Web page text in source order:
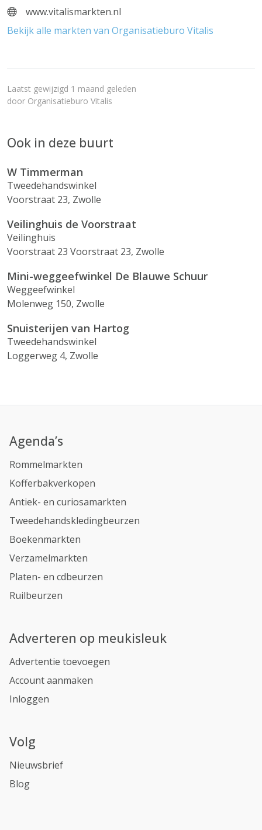
www.vitalismarkten.nl
Bekijk alle markten van Organisatieburo Vitalis
Laatst gewijzigd 1 maand geleden
door Organisatieburo Vitalis
Ook in deze buurt
W Timmerman
Tweedehandswinkel
Voorstraat 23, Zwolle
Veilinghuis de Voorstraat
Veilinghuis
Voorstraat 23 Voorstraat 23, Zwolle
Mini-weggeefwinkel De Blauwe Schuur
Weggeefwinkel
Molenweg 150, Zwolle
Snuisterijen van Hartog
Tweedehandswinkel
Loggerweg 4, Zwolle
Agenda’s
Rommelmarkten
Kofferbakverkopen
Antiek- en curiosamarkten
Tweedehandskledingbeurzen
Boekenmarkten
Verzamelmarkten
Platen- en cdbeurzen
Ruilbeurzen
Adverteren op meukisleuk
Advertentie toevoegen
Account aanmaken
Inloggen
Volg
Nieuwsbrief
Blog